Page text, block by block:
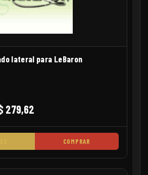
lateral para LeBaron
279,62
COMPRAR